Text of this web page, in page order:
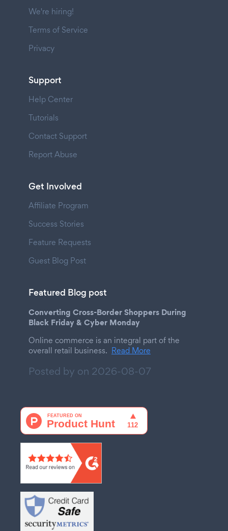
We're hiring!
Terms of Service
Privacy
Support
Help Center
Tutorials
Contact Support
Report Abuse
Get Involved
Affiliate Program
Success Stories
Feature Requests
Guest Blog Post
Featured Blog post
Converting Cross-Border Shoppers During
Black Friday & Cyber Monday
Online commerce is an integral part of the
overall retail business. Read More
Posted by on 2026-08-07